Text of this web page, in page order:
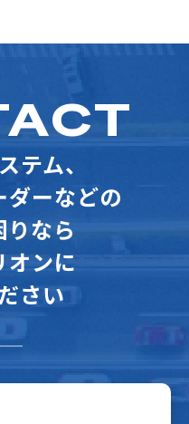
テム、
ダーなどの
りなら
オンに
さい